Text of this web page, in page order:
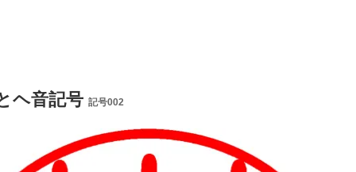
ヘ音記号 記号002